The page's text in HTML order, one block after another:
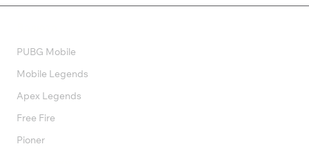
PUBG Mobile
Mobile Legends
Apex Legends
Free Fire
Pioner